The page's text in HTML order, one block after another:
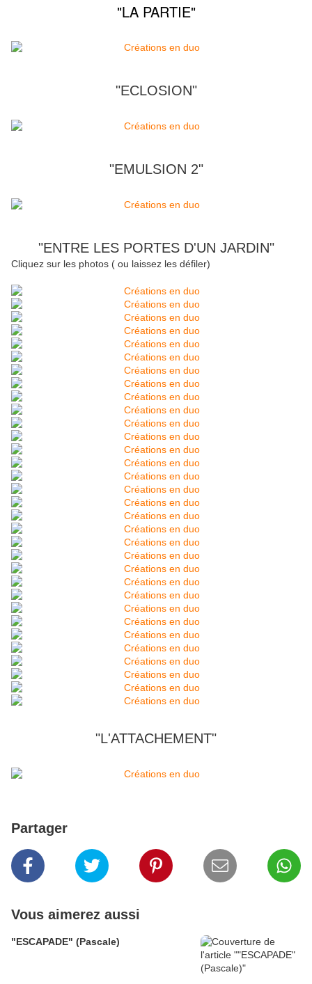
"LA PARTIE"
"ECLOSION"
"EMULSION 2"
"ENTRE LES PORTES D'UN JARDIN"
Cliquez sur les photos ( ou laissez les défiler)
"L'ATTACHEMENT"
Partager
Vous aimerez aussi
"ESCAPADE" (Pascale)